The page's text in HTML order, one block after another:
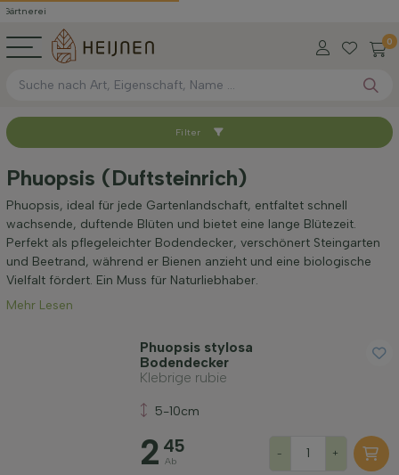
0
Sortieren nach
Anwendung
Blütezeit
Preis
Filter
Phuopsis (Duftsteinrich)
Phuopsis, ideal für jede Gartenlandschaft, entfaltet schnell
wachsende, duftende Blüten und bietet eine lange Blütezeit.
Perfekt als pflegeleichter Bodendecker, verschönert Steingarten
und Beetrand, während er Bienen anzieht und eine biologische
Vielfalt fördert. Ein Muss für Naturliebhaber.
Mehr Lesen
Phuopsis stylosa
Bodendecker
Klebrige rubie
5-10cm
2 45
Ab
- +